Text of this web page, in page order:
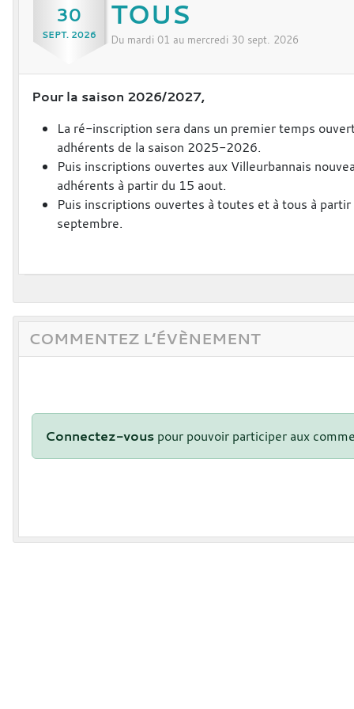
30
SEPT. 2026
TOUS
Du mardi 01 au mercredi 30 sept. 2026
Pour la saison 2026/2027,
La ré-inscription sera dans un premier temps
adhérents de la saison 2025-2026.
Puis inscriptions ouvertes aux Villeurbannais
adhérents à partir du 15 aout.
Puis inscriptions ouvertes à toutes et à tous à
septembre.
COMMENTEZ L’ÉVÈNEMENT
Connectez-vous pour pouvoir participer aux